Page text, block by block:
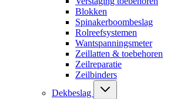
Blokken
Spinakerboombeslag
Rolreefsystemen
Wantspanningsmeter
Zeillatten & toebehoren
Zeilreparatie
Zeilbinders
Dekbeslag